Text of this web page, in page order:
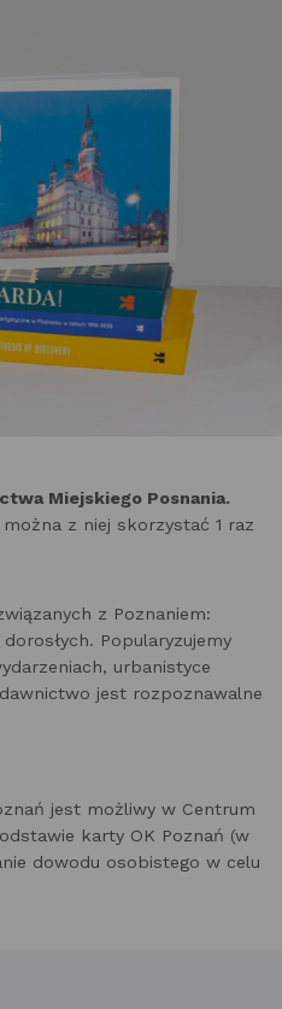
Miejskiego Posnania.
z niej skorzystać 1 raz
z Poznaniem:
Popularyzujemy
urbanistyce
jest rozpoznawalne
jest możliwy w Centrum
karty OK Poznań (w
dowodu osobistego w celu